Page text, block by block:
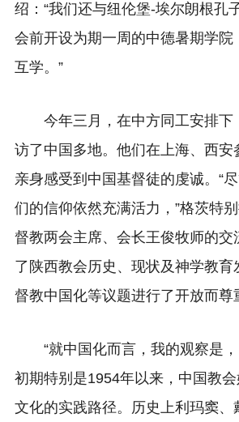
绍：“我们还与纽伦堡-埃尔朗根孔
会前开设为期一周的中德暑期学院
互学。”
今年三月，在中方同工安排下
访了中国多地。他们在上海、西安
亲身感受到中国基督徒的虔诚。“
们的信仰依然充满活力，”格茨特
督教两会主席、会长王俊牧师的交
了陕西教会历史、现状及神学教育
督教中国化等议题进行了开放而尊
“就中国化而言，我的观察是
初期特别是1954年以来，中国教
文化的实践路径。历史上利玛窦、